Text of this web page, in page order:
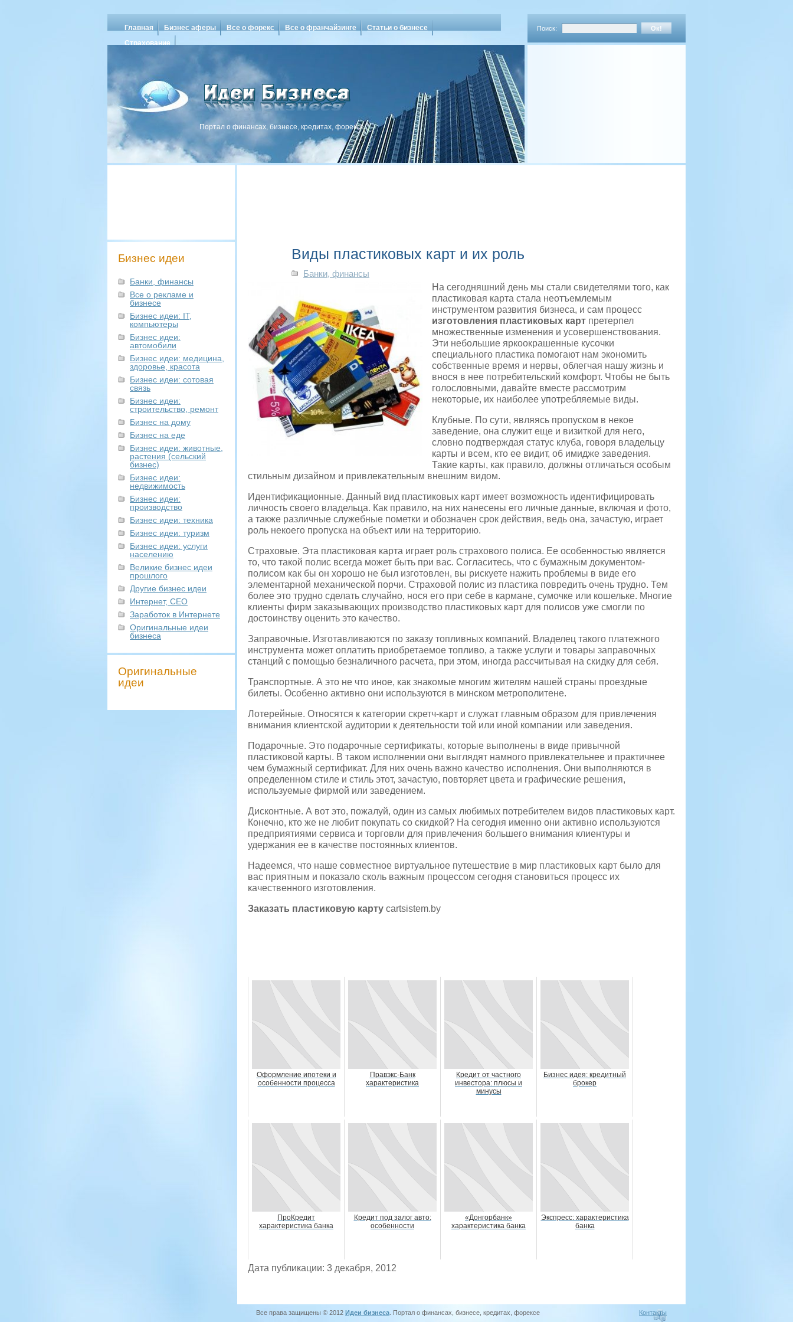
Главная Бизнес аферы Все о форекс Все о франчайзинге
Статьи о бизнесе
Страхование
Поиск:
Портал о финансах, бизнесе, кредитах, форексе
Бизнес идеи
Банки, финансы
Все о рекламе и
бизнесе
Бизнес идеи: IT,
компьютеры
Бизнес идеи:
автомобили
Бизнес идеи: медицина,
здоровье, красота
Бизнес идеи: сотовая
связь
Бизнес идеи:
строительство, ремонт
Бизнес на дому
Бизнес на еде
Бизнес идеи: животные,
растения (сельский
бизнес)
Бизнес идеи:
недвижимость
Бизнес идеи:
производство
Бизнес идеи: техника
Бизнес идеи: туризм
Бизнес идеи: услуги
населению
Великие бизнес идеи
прошлого
Другие бизнес идеи
Интернет, СЕО
Заработок в Интернете
Оригинальные идеи
бизнеса
Оригинальные
идеи
Виды пластиковых карт и их роль
Банки, финансы
На сегодняшний день мы стали свидетелями того, как
пластиковая карта стала неотъемлемым
инструментом развития бизнеса, и сам процесс
изготовления пластиковых карт претерпел
множественные изменения и усовершенствования.
Эти небольшие яркоокрашенные кусочки
специального пластика помогают нам экономить
собственные время и нервы, облегчая нашу жизнь и
внося в нее потребительский комфорт. Чтобы не быть
голословными, давайте вместе рассмотрим
некоторые, их наиболее употребляемые виды.
Клубные. По сути, являясь пропуском в некое
заведение, она служит еще и визиткой для него,
словно подтверждая статус клуба, говоря владельцу
карты и всем, кто ее видит, об имидже заведения.
Такие карты, как правило, должны отличаться особым
стильным дизайном и привлекательным внешним видом.
Идентификационные. Данный вид пластиковых карт имеет возможность идентифицировать
личность своего владельца. Как правило, на них нанесены его личные данные, включая и фото,
а также различные служебные пометки и обозначен срок действия, ведь она, зачастую, играет
роль некоего пропуска на объект или на территорию.
Страховые. Эта пластиковая карта играет роль страхового полиса. Ее особенностью является
то, что такой полис всегда может быть при вас. Согласитесь, что с бумажным документом-
полисом как бы он хорошо не был изготовлен, вы рискуете нажить проблемы в виде его
элементарной механической порчи. Страховой полис из пластика повредить очень трудно. Тем
более это трудно сделать случайно, нося его при себе в кармане, сумочке или кошельке. Многие
клиенты фирм заказывающих производство пластиковых карт для полисов уже смогли по
достоинству оценить это качество.
Заправочные. Изготавливаются по заказу топливных компаний. Владелец такого платежного
инструмента может оплатить приобретаемое топливо, а также услуги и товары заправочных
станций с помощью безналичного расчета, при этом, иногда рассчитывая на скидку для себя.
Транспортные. А это не что иное, как знакомые многим жителям нашей страны проездные
билеты. Особенно активно они используются в минском метрополитене.
Лотерейные. Относятся к категории скретч-карт и служат главным образом для привлечения
внимания клиентской аудитории к деятельности той или иной компании или заведения.
Подарочные. Это подарочные сертификаты, которые выполнены в виде привычной
пластиковой карты. В таком исполнении они выглядят намного привлекательнее и практичнее
чем бумажный сертификат. Для них очень важно качество исполнения. Они выполняются в
определенном стиле и стиль этот, зачастую, повторяет цвета и графические решения,
используемые фирмой или заведением.
Дисконтные. А вот это, пожалуй, один из самых любимых потребителем видов пластиковых карт.
Конечно, кто же не любит покупать со скидкой? На сегодня именно они активно используются
предприятиями сервиса и торговли для привлечения большего внимания клиентуры и
удержания ее в качестве постоянных клиентов.
Надеемся, что наше совместное виртуальное путешествие в мир пластиковых карт было для
вас приятным и показало сколь важным процессом сегодня становиться процесс их
качественного изготовления.
Заказать пластиковую карту cartsistem.by
Оформление ипотеки и
особенности процесса
Правэкс-Банк
характеристика
Кредит от частного
инвестора: плюсы и
минусы
Бизнес идея: кредитный
брокер
ПроКредит
характеристика банка
Кредит под залог авто:
особенности
«Донгорбанк»
характеристика банка
Экспресс: характеристика
банка
Дата публикации: 3 декабря, 2012
Все права защищены © 2012 Идеи бизнеса . Портал о финансах, бизнесе, кредитах, форексе Контакты